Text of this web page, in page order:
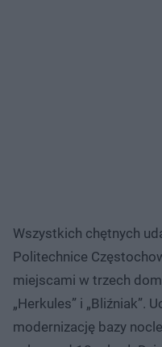
Wszystkich chętnych
Politechnice
miejscami w trzech
„Herkules” i „Bliźniak”.
modernizację bazy